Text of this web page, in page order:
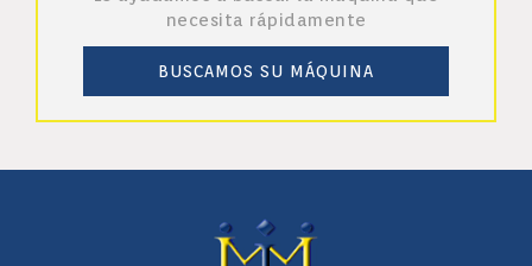
necesita rápidamente
BUSCAMOS SU MÁQUINA